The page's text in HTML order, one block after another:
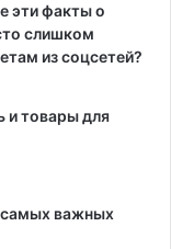
эти факты о
слишком
из соцсетей?
и товары для
самых важных